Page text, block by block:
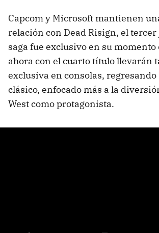
Capcom y Microsoft mantienen
relación con Dead Risign, el tercer
saga fue exclusivo en su momento
ahora con el cuarto título llevarán
exclusiva en consolas, regresando
clásico, enfocado más a la
West como protagonista.